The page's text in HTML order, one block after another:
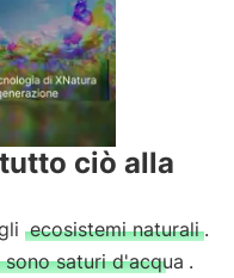
ciò alla
ecosistemi naturali .
saturi d'acqua .